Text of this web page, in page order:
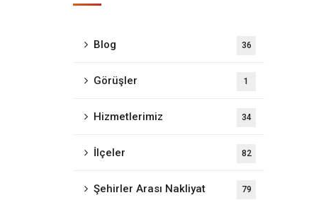
Blog 36
Görüşler 1
Hizmetlerimiz 34
İlçeler 82
Şehirler Arası Nakliyat 79